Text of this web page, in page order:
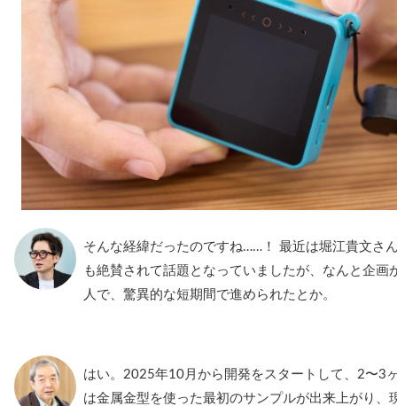
そんな経緯だったのですね……！ 最近は堀江貴文さ
も絶賛されて話題となっていましたが、なんと企画
人で、驚異的な短期間で進められたとか。
はい。2025年10月から開発をスタートして、2〜3
は金属金型を使った最初のサンプルが出来上がり、